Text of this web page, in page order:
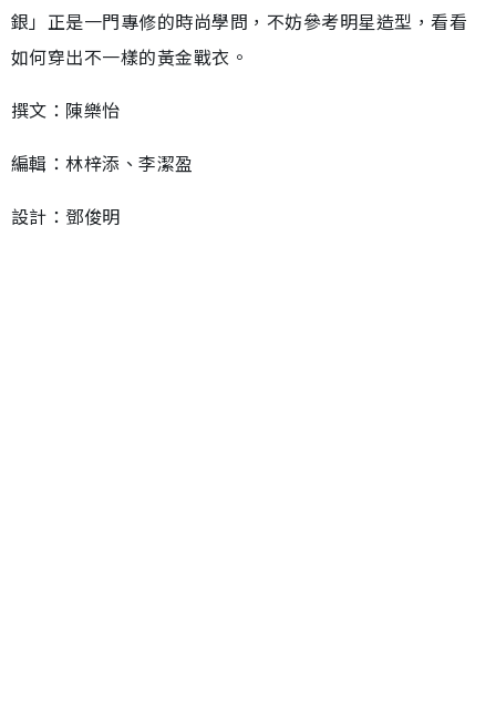
銀」正是一門專修的時尚學問，不妨參考明星造型，看看
如何穿出不一樣的黃金戰衣。
撰文：陳樂怡
編輯：林梓添、李潔盈
設計：鄧俊明